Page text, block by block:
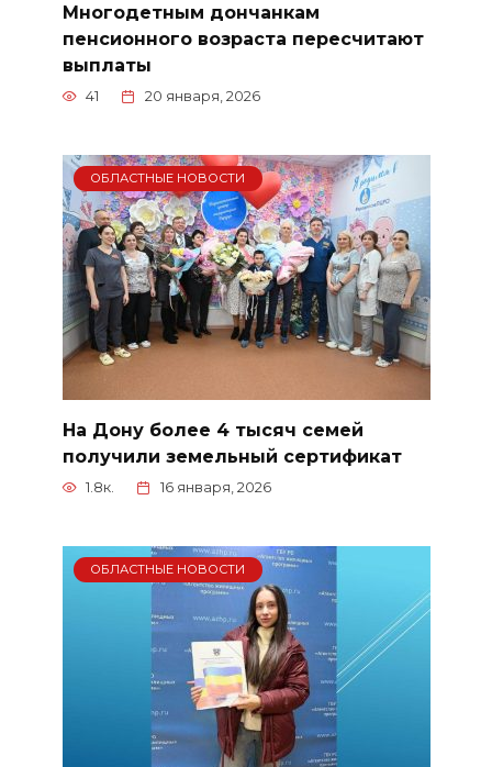
Многодетным дончанкам
пенсионного возраста пересчитают
выплаты
41 20 января, 2026
ОБЛАСТНЫЕ НОВОСТИ
На Дону более 4 тысяч семей
получили земельный сертификат
1.8к. 16 января, 2026
ОБЛАСТНЫЕ НОВОСТИ